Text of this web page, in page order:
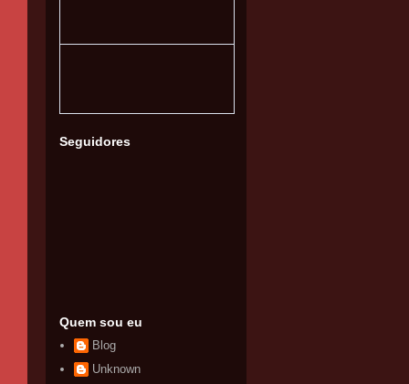
Seguidores
Quem sou eu
Blog
Unknown